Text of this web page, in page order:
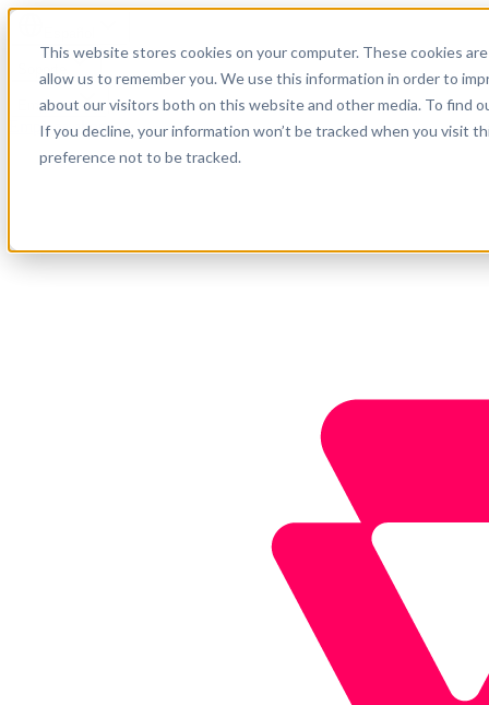
This website stores cookies on your computer. These cookies
allow us to remember you. We use this information in order to
about our visitors both on this website and other media. To find
If you decline, your information won’t be tracked when you visit
preference not to be tracked.
Soporte
Empresa
Empieza ahora